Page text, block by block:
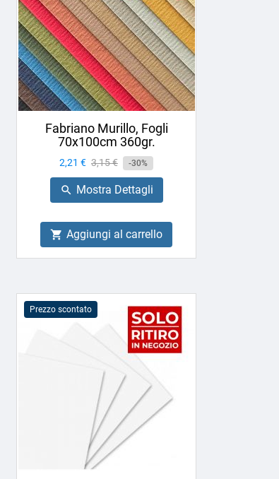
Fabriano Murillo, Fogli
70x100cm 360gr.
Prezzo
2,21 € Prezzo
base
3,15 € -30%
 Mostra Dettagli
 Aggiungi al carrello
Prezzo scontato